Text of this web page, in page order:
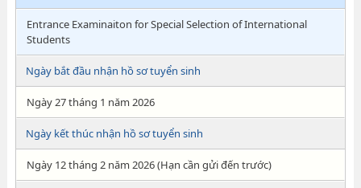
Entrance Examinaiton for Special Selection of International
Students
Ngày bắt đầu nhận hồ sơ tuyển sinh
Ngày 27 tháng 1 năm 2026
Ngày kết thúc nhận hồ sơ tuyển sinh
Ngày 12 tháng 2 năm 2026 (Hạn cần gửi đến trước)